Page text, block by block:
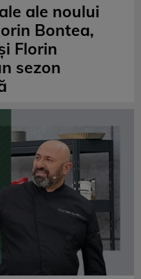
ale noului
Bontea,
Florin
sezon